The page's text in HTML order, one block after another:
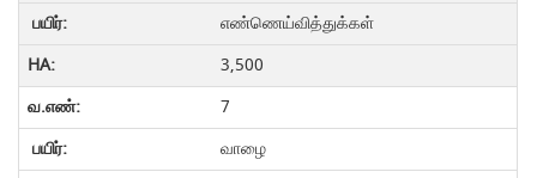
எண்ணெய்வித்துக்கள்
3,500
7
வாழை